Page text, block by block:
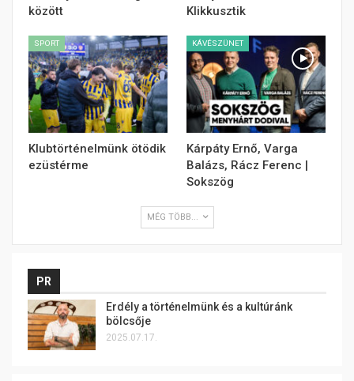
között
Klikkusztik
SPORT
Klubtörténelmünk ötödik
ezüstérme
KÁVÉSZÜNET
Kárpáty Ernő, Varga
Balázs, Rácz Ferenc |
Sokszög
MÉG TÖBB...
PR
Erdély a történelmünk és a kultúránk
bölcsője
2025.07.17.